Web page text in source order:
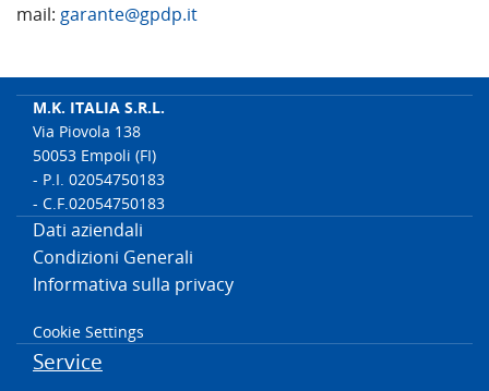
mail: garante@gpdp.it
M.K. ITALIA S.R.L.
Via Piovola 138
50053 Empoli (FI)
- P.I. 02054750183
- C.F.02054750183
Dati aziendali
Condizioni Generali
Informativa sulla privacy
Cookie Settings
Service